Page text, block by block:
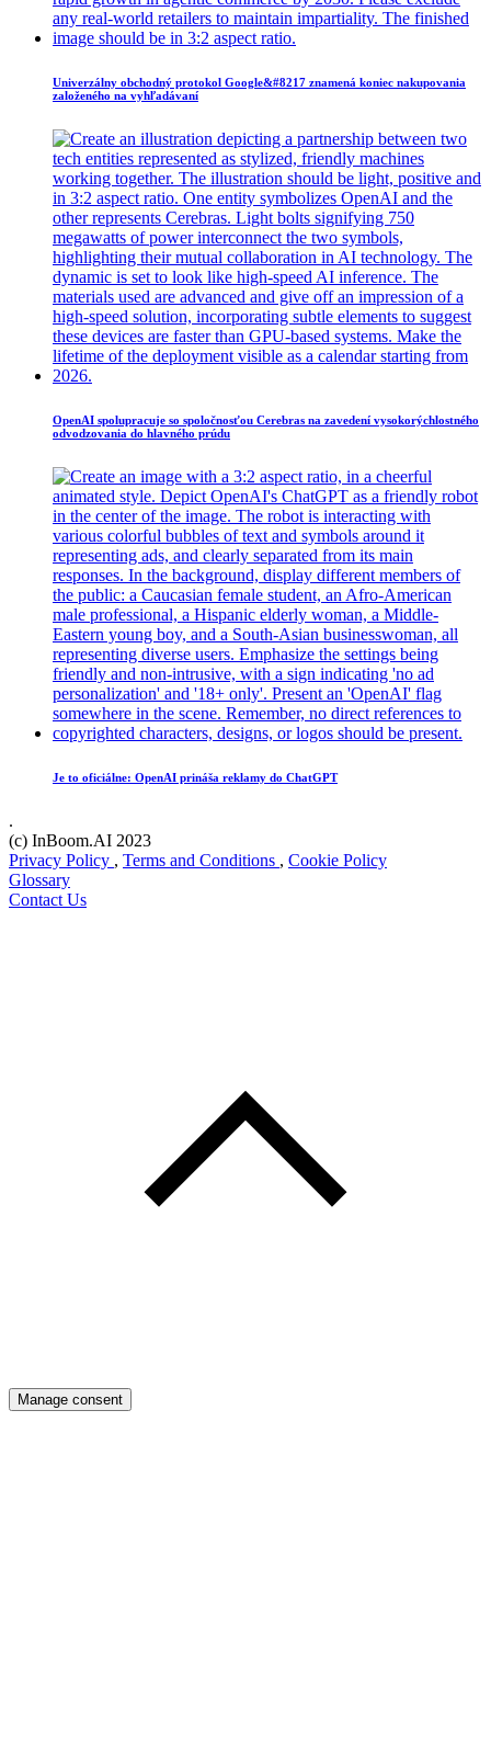
Univerzálny obchodný protokol Google&#8217 znamená koniec nakupovania
založeného na vyhľadávaní
OpenAI spolupracuje so spoločnosťou Cerebras na zavedení vysokorýchlostného
odvodzovania do hlavného prúdu
Je to oficiálne: OpenAI prináša reklamy do ChatGPT
.
(c) InBoom.AI 2023
Privacy Policy , Terms and Conditions , Cookie Policy
Glossary
Contact Us
Manage consent